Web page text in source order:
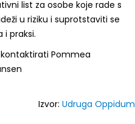
list za osobe koje rade s
u riziku i suprotstaviti se
praksi.
Pommea
Izvor:Udruga Oppidum